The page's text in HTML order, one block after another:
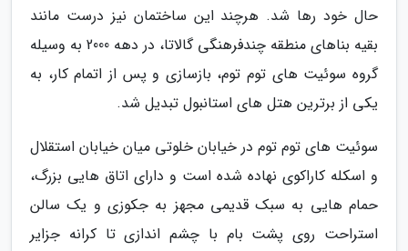
حال خود رها شد. هرچند این ساختمان نیز درست مانند
بقیه بناهای منطقه چندفرهنگی گالاتا، در دهه 2000 به وسیله
گروه سوئیت های توم توم، بازسازی و پس از اتمام کار، به
یکی از برترین هتل های استانبول تبدیل شد.
سوئیت های توم توم در خیابان خلوتی میان خیابان استقلال
و اسکله کاراکوی نهاده شده است و دارای اتاق هایی بزرگ،
حمام هایی به سبک قدیمی مجهز به جکوزی و یک سالن
استراحت روی پشت بام با چشم اندازی تا کرانه جزایر